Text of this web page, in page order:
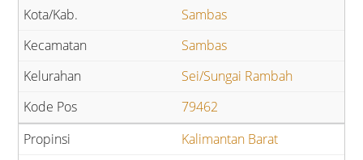
Sambas
Sambas
Sei/Sungai Rambah
79462
Kalimantan Barat